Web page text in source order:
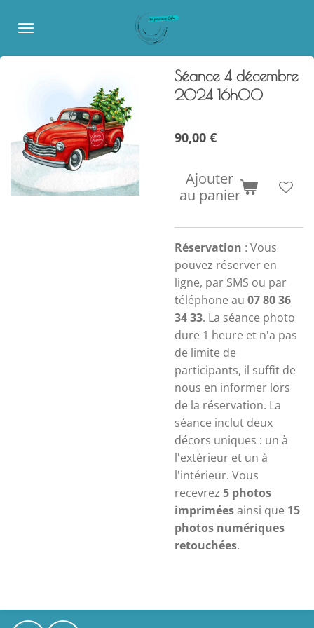
au
Séance 4 décembre
2024 16h00
90,00 €
Ajouter
au panier
Réservation : Vous
pouvez réserver en
ligne, par SMS ou par
téléphone au 07 80 36
34 33. La séance photo
dure 1 heure et n'a pas
de limite de
participants, il suffit de
nous en informer lors
de la réservation. La
séance inclut deux
décors uniques : un à
l'extérieur et un à
l'intérieur. Vous
recevrez 5 photos
impriméesainsi que 15
photos numériques
retouchées.